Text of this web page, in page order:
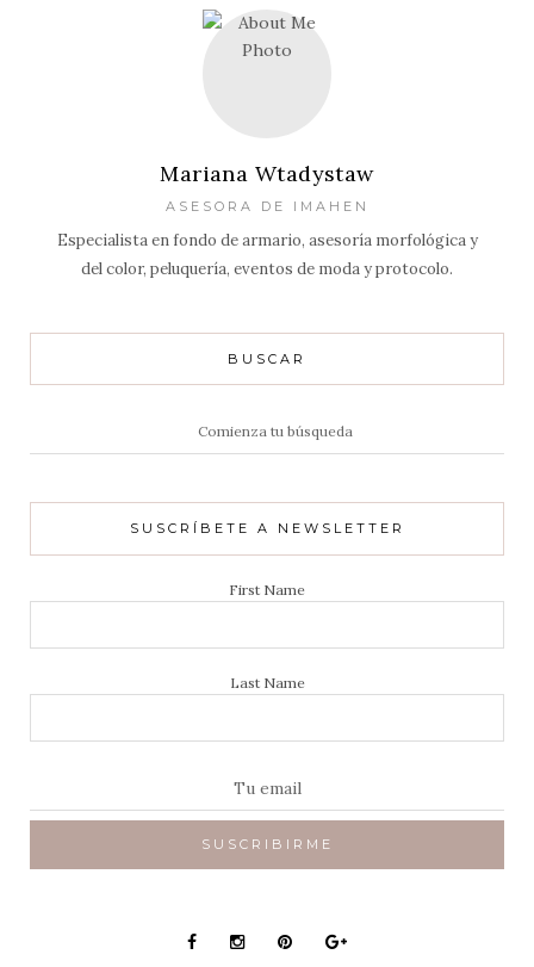
Mariana Wtadystaw
ASESORA DE IMAHEN
Especialista en fondo de armario, asesoría morfológica y
del color, peluquería, eventos de moda y protocolo.
BUSCAR
SUSCRÍBETE A NEWSLETTER
First Name
Last Name